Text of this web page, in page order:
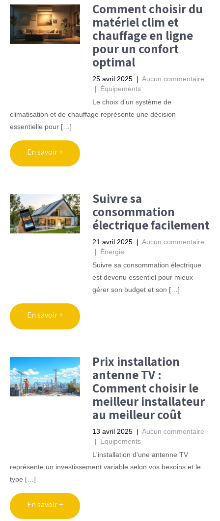
Comment choisir du
matériel clim et
chauffage en ligne
pour un confort
optimal
25 avril 2025 | Aucun commentaire
| Équipements
Le choix d’un système de
climatisation et de chauffage représente une décision
essentielle pour […]
Suivre sa
consommation
électrique facilement
21 avril 2025 | Aucun commentaire
| Énergie
Suivre sa consommation électrique
est devenu essentiel pour mieux
gérer son budget et son […]
Prix installation
antenne TV :
Comment choisir le
meilleur installateur
au meilleur coût
13 avril 2025 | Aucun commentaire
| Équipements
L'installation d'une antenne TV
représente un investissement variable selon vos besoins et le
type […]